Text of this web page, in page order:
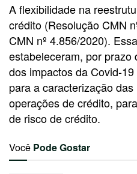
A flexibilidade na
crédito (Resolução CMN
CMN nº 4.856/2020).
estabeleceram, por
dos impactos da Covid-
para a caracterização
operações de crédito,
de risco de crédito.
Você Pode Gostar